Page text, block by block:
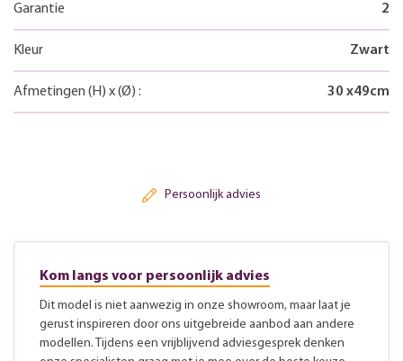
Garantie 2
Kleur Zwart
Afmetingen (H) x(Ø) : 30 x49cm
Persoonlijk advies
Kom langs voor persoonlijk advies
Dit model is niet aanwezig in onze showroom, maar laat je
gerust inspireren door ons uitgebreide aanbod aan andere
modellen. Tijdens een vrijblijvend adviesgesprek denken